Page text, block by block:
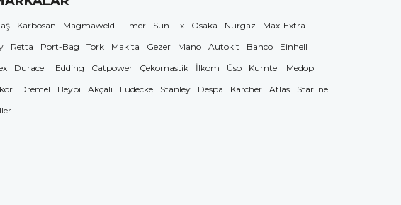
Karbosan Magmaweld Fimer Sun-Fix Osaka Nurgaz
Max-Extra
Retta Port-Bag Tork Makita Gezer Mano Autokit Bahco
Einhell
Duracell Edding Catpower Çekomastik İlkom Üso Kumtel
Medop
Dremel Beybi Akçalı Lüdecke Stanley Despa Karcher Atlas
Starline